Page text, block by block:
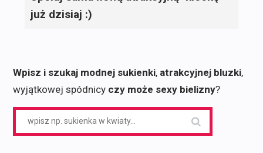
już dzisiaj :)
Wpisz i szukaj modnej sukienki, atrakcyjnej bluzki,
wyjątkowej spódnicy czy może sexy bielizny?